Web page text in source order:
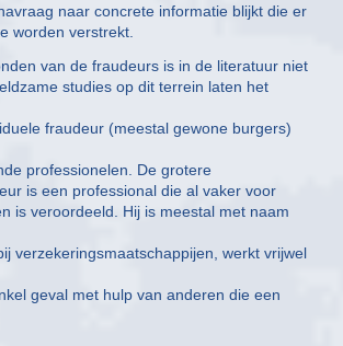
naar concrete informatie blijkt die er
worden verstrekt.
van de fraudeurs is in de literatuur niet
studies op dit terrein laten het
fraudeur (meestal gewone burgers)
professionelen. De grotere
is een professional die al vaker voor
is veroordeeld. Hij is meestal met naam
verzekeringsmaatschappijen, werkt vrijwel
geval met hulp van anderen die een